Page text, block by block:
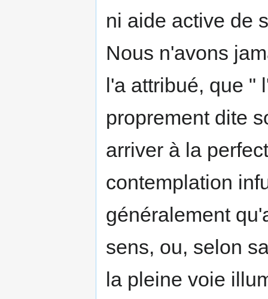
ni aide active de
Nous n'avons
l'a attribué, que "
proprement dite
arriver à la
contemplation
généralement
sens, ou, selon
la pleine voie